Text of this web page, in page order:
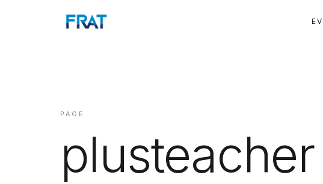
PAGE